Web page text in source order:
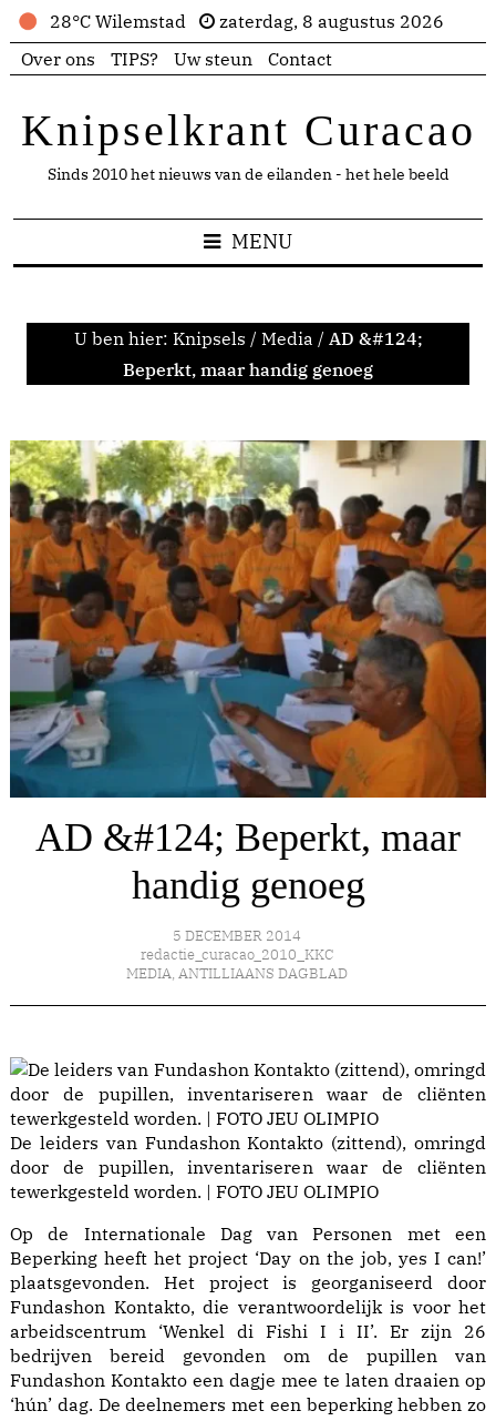
28°C Wilemstad
zaterdag, 8 augustus 2026
Over ons
TIPS? Uw steun Contact
Knipselkrant Curacao
Sinds 2010 het nieuws van de eilanden - het hele beeld
MENU
U ben hier: Knipsels / Media / AD &#124;
Beperkt, maar handig genoeg
AD &#124; Beperkt, maar
handig genoeg
5 DECEMBER 2014
redactie_curacao_2010_KKC
MEDIA, ANTILLIAANS DAGBLAD
De leiders van Fundashon Kontakto (zittend), omringd
door de pupillen, inventariseren waar de cliënten
tewerkgesteld worden. | FOTO JEU OLIMPIO
Op de Internationale Dag van Personen met een
Beperking heeft het project ‘Day on the job, yes I can!’
plaatsgevonden. Het project is georganiseerd door
Fundashon Kontakto, die verantwoordelijk is voor het
arbeidscentrum ‘Wenkel di Fishi I i II’. Er zijn 26
bedrijven bereid gevonden om de pupillen van
Fundashon Kontakto een dagje mee te laten draaien op
‘hún’ dag. De deelnemers met een beperking hebben zo